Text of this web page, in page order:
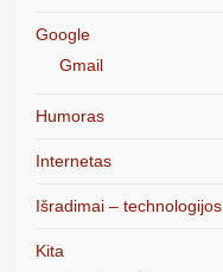
Google
Gmail
Humoras
Internetas
Išradimai – technologijos
Kita